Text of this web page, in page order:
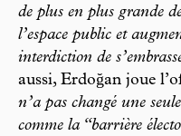
de plus en plus grande
l’espace public et
interdiction de
aussi, Erdoğan joue
n’a pas changé une
comme la “barrière